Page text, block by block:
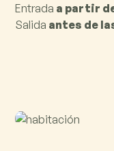
Entrada a partir
Salida antes de